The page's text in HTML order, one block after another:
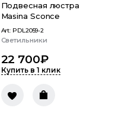
Подвесная люстра
Masina Sconce
Art: PDL2059-2
Светильники
22 700₽
Купить в 1 клик